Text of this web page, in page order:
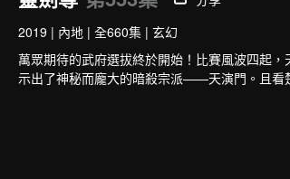
2019 | 內地 | 全660集 | 玄幻
萬眾期待的武府選拔終於開始！比賽風波四起
示出了神秘而龐大的暗殺宗派——天演門。且看